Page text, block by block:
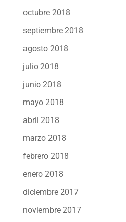
octubre 2018
septiembre 2018
agosto 2018
julio 2018
junio 2018
mayo 2018
abril 2018
marzo 2018
febrero 2018
enero 2018
diciembre 2017
noviembre 2017